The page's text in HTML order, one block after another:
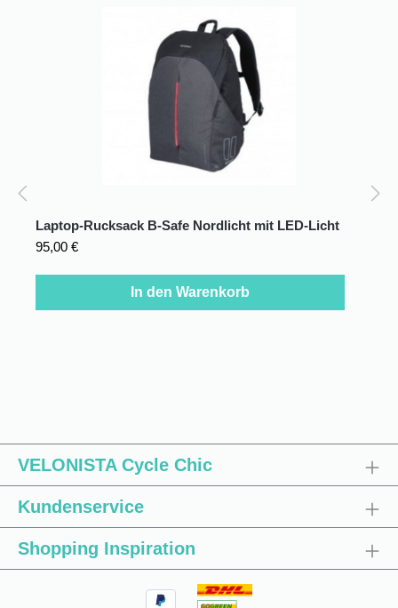
Laptop-Rucksack B-Safe Nordlicht mit LED-Licht
(Damen)
95,00 €
In den Warenkorb
VELONISTA Cycle Chic
Kundenservice
Shopping Inspiration